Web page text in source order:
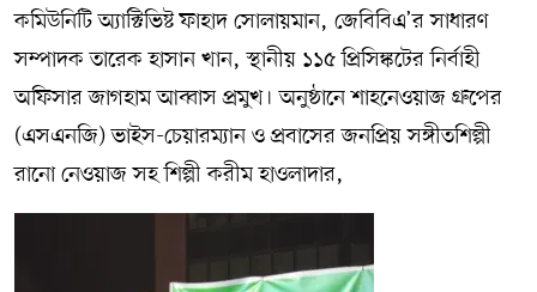
কমিউনিটি অ্যাক্টিভিষ্ট ফাহাদ সোলায়মান, জেবিবিএ’র সাধারণ
সম্পাদক তারেক হাসান খান, স্থানীয় ১১৫ প্রিসিঙ্কটের নির্বাহী
অফিসার জাগহাম আব্বাস প্রমুখ। অনুষ্ঠানে শাহনেওয়াজ গ্রুপের
(এসএনজি) ভাইস-চেয়ারম্যান ও প্রবাসের জনপ্রিয় সঙ্গীতশিল্পী
রানো নেওয়াজ সহ শিল্পী করীম হাওলাদার,